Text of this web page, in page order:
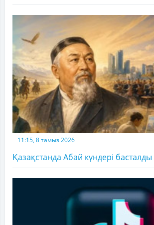
11:15, 8 тамыз 2026
Қазақстанда Абай күндері басталды